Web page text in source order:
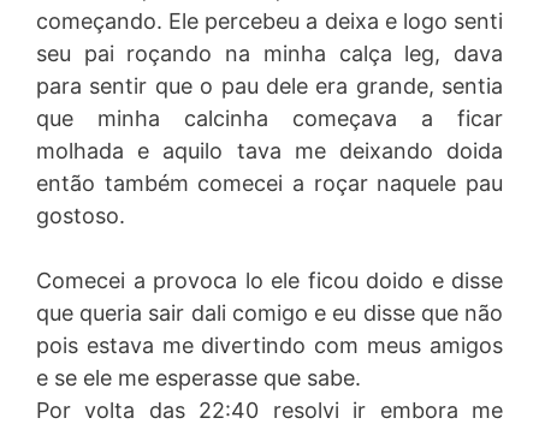
começando. Ele percebeu a deixa e logo senti
seu pai roçando na minha calça leg, dava
para sentir que o pau dele era grande, sentia
que minha calcinha começava a ficar
molhada e aquilo tava me deixando doida
então também comecei a roçar naquele pau
gostoso.
Comecei a provoca lo ele ficou doido e disse
que queria sair dali comigo e eu disse que não
pois estava me divertindo com meus amigos
e se ele me esperasse que sabe.
Por volta das 22:40 resolvi ir embora me